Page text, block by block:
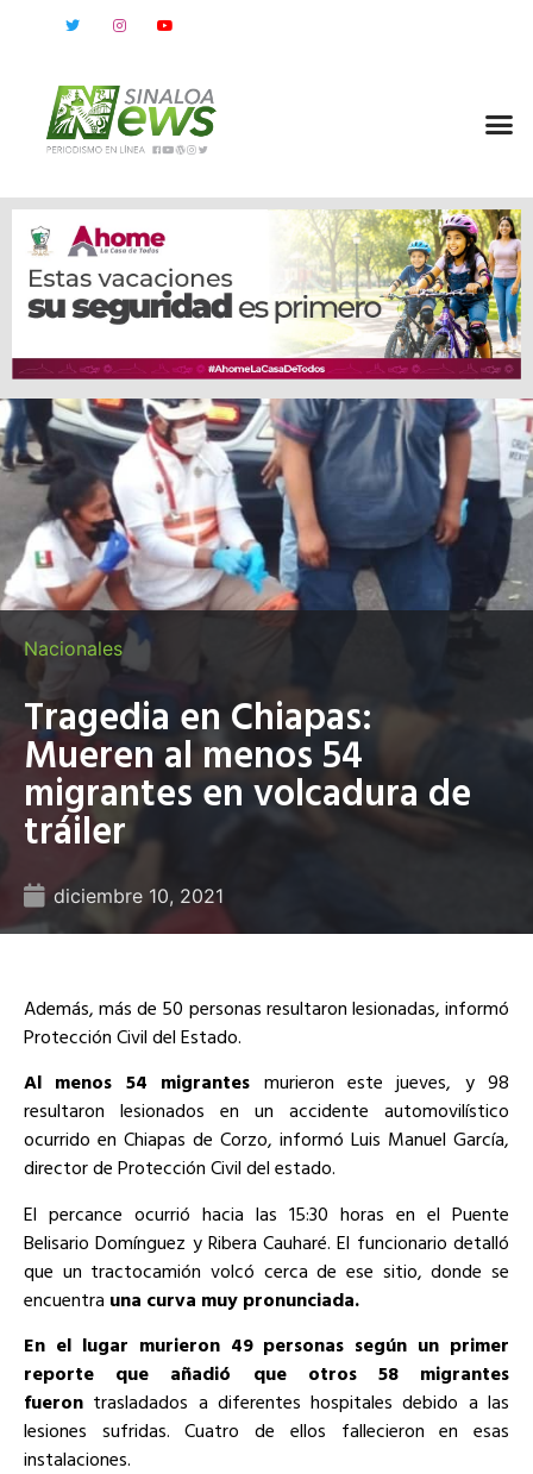
Nacionales
Tragedia en Chiapas:
Mueren al menos 54
migrantes en volcadura de
tráiler
diciembre 10, 2021
Además, más de 50 personas resultaron lesionadas, informó
Protección Civil del Estado.
Al menos 54 migrantes murieron este jueves, y 98
resultaron lesionados en un accidente automovilístico
ocurrido en Chiapas de Corzo, informó Luis Manuel García,
director de Protección Civil del estado.
El percance ocurrió hacia las 15:30 horas en el Puente
Belisario Domínguez y Ribera Cauharé. El funcionario detalló
que un tractocamión volcó cerca de ese sitio, donde se
encuentra una curva muy pronunciada.
En el lugar murieron 49 personas según un primer
reporte que añadió que otros 58 migrantes
fueron trasladados a diferentes hospitales debido a las
lesiones sufridas. Cuatro de ellos fallecieron en esas
instalaciones.